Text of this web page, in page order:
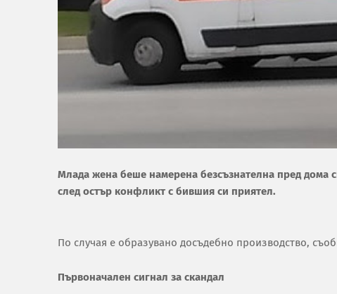
Млада жена беше намерена безсъзнателна пред дома
след остър конфликт с бившия си приятел.
По случая е образувано досъдебно производство,
Първоначален сигнал за скандал